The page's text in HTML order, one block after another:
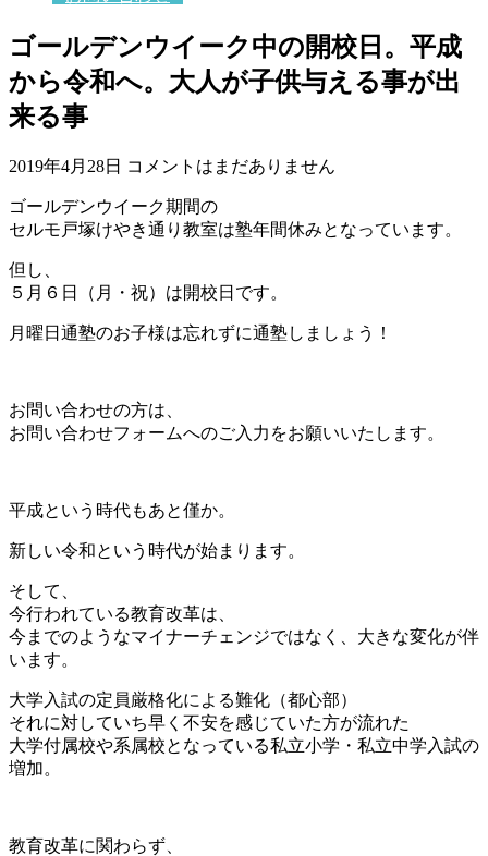
ゴールデンウイーク中の開校日。平成
から令和へ。大人が子供与える事が出
来る事
2019年4月28日 コメントはまだありません
ゴールデンウイーク期間の
セルモ戸塚けやき通り教室は塾年間休みとなっています。
但し、
５月６日（月・祝）は開校日です。
月曜日通塾のお子様は忘れずに通塾しましょう！
お問い合わせの方は、
お問い合わせフォームへのご入力をお願いいたします。
平成という時代もあと僅か。
新しい令和という時代が始まります。
そして、
今行われている教育改革は、
今までのようなマイナーチェンジではなく、大きな変化が伴
います。
大学入試の定員厳格化による難化（都心部）
それに対していち早く不安を感じていた方が流れた
大学付属校や系属校となっている私立小学・私立中学入試の
増加。
教育改革に関わらず、